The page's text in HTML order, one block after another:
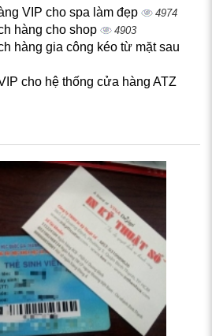
VIP cho spa làm đẹp 4974
hàng cho shop 4903
hàng gia công kéo từ mặt sau
cho hệ thống cửa hàng ATZ